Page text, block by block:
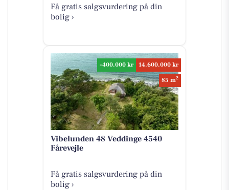
Få gratis salgsvurdering på din
bolig ›
-400.000 kr
14.600.000 kr
85 m2
Vibelunden 48 Veddinge 4540
Fårevejle
Få gratis salgsvurdering på din
bolig ›